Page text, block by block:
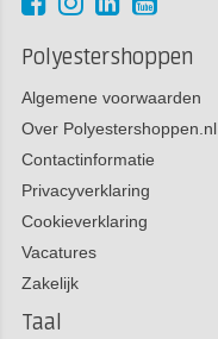
Polyestershoppen
Algemene voorwaarden
Over Polyestershoppen.nl
Contactinformatie
Privacyverklaring
Cookieverklaring
Vacatures
Zakelijk
Taal